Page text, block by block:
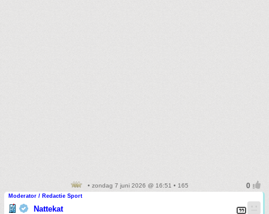
• zondag 7 juni 2026 @ 16:51 • 165
Moderator / Redactie Sport
Nattekat